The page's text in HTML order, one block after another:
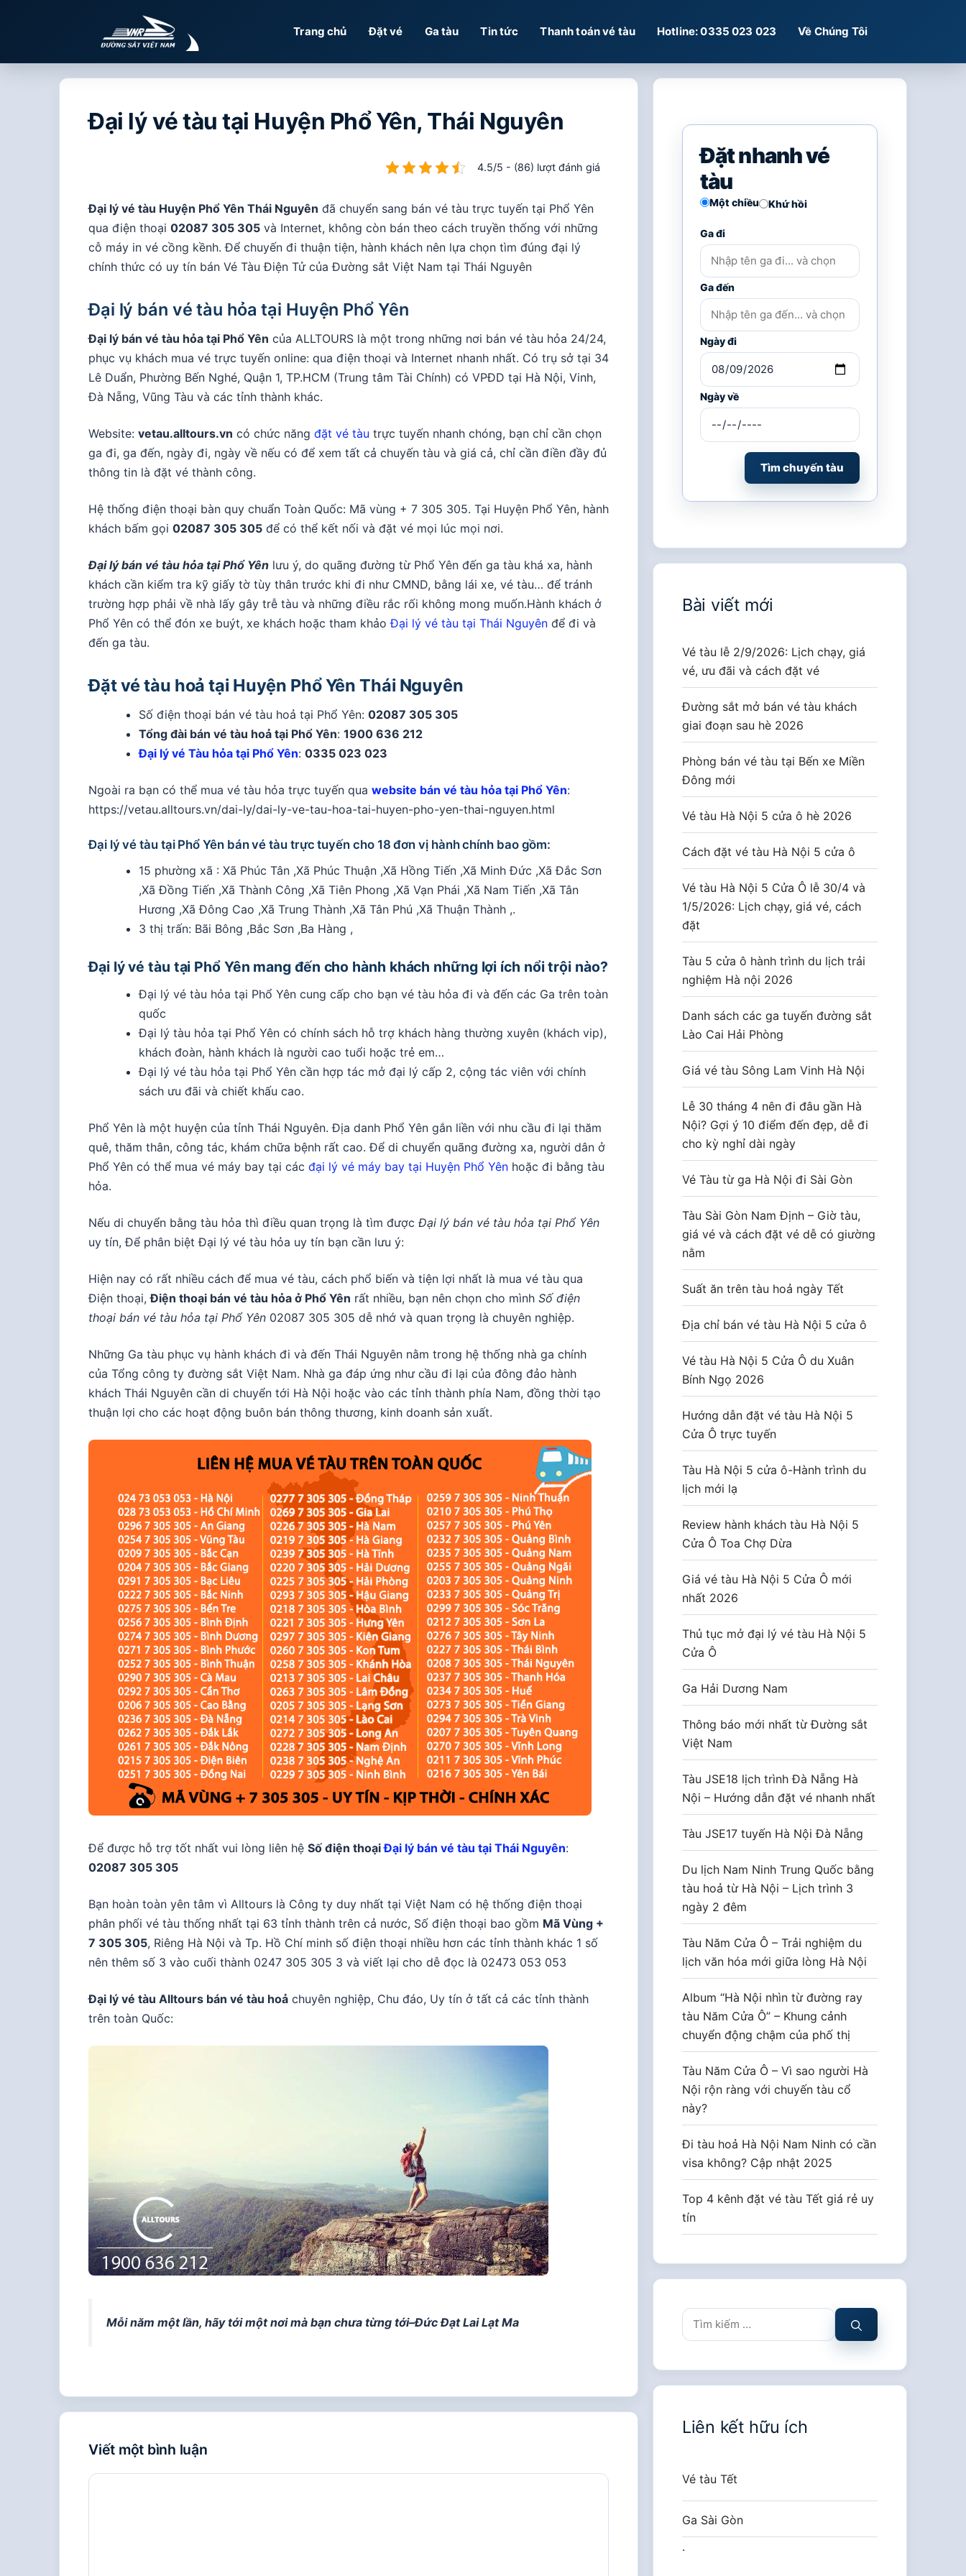
dung
Trang chủ Đặt vé Ga tàu Tin tức Thanh toán vé tàu Hotline: 0335 023 023 Về Chúng Tôi
Đại lý vé tàu tại Huyện Phổ Yên, Thái Nguyên
4.5/5 - (86) lượt đánh giá
Đại lý vé tàu Huyện Phổ Yên Thái Nguyên đã chuyển sang bán vé tàu trực tuyến tại Phổ Yên
qua điện thoại 02087 305 305 và Internet, không còn bán theo cách truyền thống với những
cỗ máy in vé cồng kềnh. Để chuyến đi thuận tiện, hành khách nên lựa chọn tìm đúng đại lý
chính thức có uy tín bán Vé Tàu Điện Tử của Đường sắt Việt Nam tại Thái Nguyên
Đại lý bán vé tàu hỏa tại Huyện Phổ Yên
Đại lý bán vé tàu hỏa tại Phổ Yên của ALLTOURS là một trong những nơi bán vé tàu hỏa 24/24,
phục vụ khách mua vé trực tuyến online: qua điện thoại và Internet nhanh nhất. Có trụ sở tại 34
Lê Duẩn, Phường Bến Nghé, Quận 1, TP.HCM (Trung tâm Tài Chính) có VPĐD tại Hà Nội, Vinh,
Đà Nẵng, Vũng Tàu và các tỉnh thành khác.
Website: vetau.alltours.vn có chức năng đặt vé tàu trực tuyến nhanh chóng, bạn chỉ cần chọn
ga đi, ga đến, ngày đi, ngày về nếu có để xem tất cả chuyến tàu và giá cả, chỉ cần điền đầy đủ
thông tin là đặt vé thành công.
Hệ thống điện thoại bàn quy chuẩn Toàn Quốc: Mã vùng + 7 305 305. Tại Huyện Phổ Yên, hành
khách bấm gọi 02087 305 305 để có thể kết nối và đặt vé mọi lúc mọi nơi.
Đại lý bán vé tàu hỏa tại Phổ Yên lưu ý, do quãng đường từ Phổ Yên đến ga tàu khá xa, hành
khách cần kiểm tra kỹ giấy tờ tùy thân trước khi đi như CMND, bằng lái xe, vé tàu… để tránh
trường hợp phải về nhà lấy gây trễ tàu và những điều rắc rối không mong muốn.Hành khách ở
Phổ Yên có thể đón xe buýt, xe khách hoặc tham khảoĐại lý vé tàu tại Thái Nguyên để đi và
đến ga tàu.
Đặt vé tàu hoả tại Huyện Phổ Yên Thái Nguyên
Số điện thoại bán vé tàu hoả tại Phổ Yên: 02087 305 305
Tổng đài bán vé tàu hoả tại Phổ Yên: 1900 636 212
Đại lý vé Tàu hỏa tại Phổ Yên: 0335 023 023
Ngoài ra bạn có thể mua vé tàu hỏa trực tuyến qua website bán vé tàu hỏa tại Phổ Yên:
https://vetau.alltours.vn/dai-ly/dai-ly-ve-tau-hoa-tai-huyen-pho-yen-thai-nguyen.html
Đại lý vé tàu tại Phổ Yên bán vé tàu trực tuyến cho 18 đơn vị hành chính bao gồm:
15 phường xã : Xã Phúc Tân ,Xã Phúc Thuận ,Xã Hồng Tiến ,Xã Minh Đức ,Xã Đắc Sơn
,Xã Đồng Tiến ,Xã Thành Công ,Xã Tiên Phong ,Xã Vạn Phái ,Xã Nam Tiến ,Xã Tân
Hương ,Xã Đông Cao ,Xã Trung Thành ,Xã Tân Phú ,Xã Thuận Thành ,.
3 thị trấn: Bãi Bông ,Bắc Sơn ,Ba Hàng ,
Đại lý vé tàu tại Phổ Yên mang đến cho hành khách những lợi ích nổi trội nào?
Đại lý vé tàu hỏa tại Phổ Yên cung cấp cho bạn vé tàu hỏa đi và đến các Ga trên toàn
quốc
Đại lý tàu hỏa tại Phổ Yên có chính sách hỗ trợ khách hàng thường xuyên (khách vip),
khách đoàn, hành khách là người cao tuổi hoặc trẻ em…
Đại lý vé tàu hỏa tại Phổ Yên cần hợp tác mở đại lý cấp 2, cộng tác viên với chính
sách ưu đãi và chiết khấu cao.
Phổ Yên là một huyện của tỉnh Thái Nguyên. Địa danh Phổ Yên gắn liền với nhu cầu đi lại thăm
quê, thăm thân, công tác, khám chữa bệnh rất cao. Để di chuyển quãng đường xa, người dân ở
Phổ Yên có thể mua vé máy bay tại các đại lý vé máy bay tại Huyện Phổ Yên hoặc đi bằng tàu
hỏa.
Nếu di chuyển bằng tàu hỏa thì điều quan trọng là tìm được Đại lý bán vé tàu hỏa tại Phổ Yên
uy tín, Để phân biệt Đại lý vé tàu hỏa uy tín bạn cần lưu ý:
Hiện nay có rất nhiều cách để mua vé tàu, cách phổ biến và tiện lợi nhất là mua vé tàu qua
Điện thoại,Điện thoại bán vé tàu hỏa ở Phổ Yên rất nhiều, bạn nên chọn cho mình Số điện
thoại bán vé tàu hỏa tại Phổ Yên 02087 305 305 dễ nhớ và quan trọng là chuyên nghiệp.
Những Ga tàu phục vụ hành khách đi và đến Thái Nguyên nằm trong hệ thống nhà ga chính
của Tổng công ty đường sắt Việt Nam. Nhà ga đáp ứng như cầu đi lại của đông đảo hành
khách Thái Nguyên cần di chuyển tới Hà Nội hoặc vào các tỉnh thành phía Nam, đồng thời tạo
thuận lợi cho các hoạt động buôn bán thông thương, kinh doanh sản xuất.
Để được hỗ trợ tốt nhất vui lòng liên hệ Số điện thoạiĐại lý bán vé tàu tại Thái Nguyên:
02087 305 305
Bạn hoàn toàn yên tâm vì Alltours là Công ty duy nhất tại Việt Nam có hệ thống điện thoại
phân phối vé tàu thống nhất tại 63 tỉnh thành trên cả nước, Số điện thoại bao gồm Mã Vùng +
7 305 305, Riêng Hà Nội và Tp. Hồ Chí minh số điện thoại nhiều hơn các tỉnh thành khác 1 số
nên thêm số 3 vào cuối thành 0247 305 305 3 và viết lại cho dễ đọc là 02473 053 053
Đại lý vé tàu Alltours bán vé tàu hoả chuyên nghiệp, Chu đáo, Uy tín ở tất cả các tỉnh thành
trên toàn Quốc:
Mỗi năm một lần, hãy tới một nơi mà bạn chưa từng tới–Đức Đạt Lai Lạt Ma
Viết một bình luận
Bình
Đặt nhanh vé
tàu
Một chiều Khứ hồi
Ga đi
Ga đến
Ngày đi
Ngày về
Tìm chuyến tàu
Bài viết mới
Vé tàu lễ 2/9/2026: Lịch chạy, giá
vé, ưu đãi và cách đặt vé
Đường sắt mở bán vé tàu khách
giai đoạn sau hè 2026
Phòng bán vé tàu tại Bến xe Miền
Đông mới
Vé tàu Hà Nội 5 cửa ô hè 2026
Cách đặt vé tàu Hà Nội 5 cửa ô
Vé tàu Hà Nội 5 Cửa Ô lễ 30/4 và
1/5/2026: Lịch chạy, giá vé, cách
đặt
Tàu 5 cửa ô hành trình du lịch trải
nghiệm Hà nội 2026
Danh sách các ga tuyến đường sắt
Lào Cai Hải Phòng
Giá vé tàu Sông Lam Vinh Hà Nội
Lễ 30 tháng 4 nên đi đâu gần Hà
Nội? Gợi ý 10 điểm đến đẹp, dễ đi
cho kỳ nghỉ dài ngày
Vé Tàu từ ga Hà Nội đi Sài Gòn
Tàu Sài Gòn Nam Định – Giờ tàu,
giá vé và cách đặt vé dễ có giường
nằm
Suất ăn trên tàu hoả ngày Tết
Địa chỉ bán vé tàu Hà Nội 5 cửa ô
Vé tàu Hà Nội 5 Cửa Ô du Xuân
Bính Ngọ 2026
Hướng dẫn đặt vé tàu Hà Nội 5
Cửa Ô trực tuyến
Tàu Hà Nội 5 cửa ô-Hành trình du
lịch mới lạ
Review hành khách tàu Hà Nội 5
Cửa Ô Toa Chợ Dừa
Giá vé tàu Hà Nội 5 Cửa Ô mới
nhất 2026
Thủ tục mở đại lý vé tàu Hà Nội 5
Cửa Ô
Ga Hải Dương Nam
Thông báo mới nhất từ Đường sắt
Việt Nam
Tàu JSE18 lịch trình Đà Nẵng Hà
Nội – Hướng dẫn đặt vé nhanh nhất
Tàu JSE17 tuyến Hà Nội Đà Nẵng
Du lịch Nam Ninh Trung Quốc bằng
tàu hoả từ Hà Nội – Lịch trình 3
ngày 2 đêm
Tàu Năm Cửa Ô – Trải nghiệm du
lịch văn hóa mới giữa lòng Hà Nội
Album “Hà Nội nhìn từ đường ray
tàu Năm Cửa Ô” – Khung cảnh
chuyển động chậm của phố thị
Tàu Năm Cửa Ô – Vì sao người Hà
Nội rộn ràng với chuyến tàu cổ
này?
Đi tàu hoả Hà Nội Nam Ninh có cần
visa không? Cập nhật 2025
Top 4 kênh đặt vé tàu Tết giá rẻ uy
tín
Tìm
kiếm
Liên kết hữu ích
Vé tàu Tết
Ga Sài Gòn
.